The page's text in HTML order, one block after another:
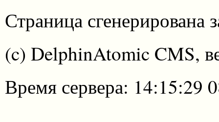
Страница сгенерирована
(c) DelphinAtomic CMS,
Время сервера: 14:15:29